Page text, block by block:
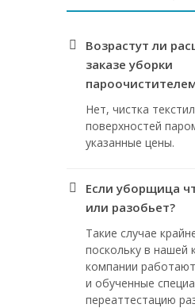
Возрастут ли
заказе уборки
Нет, чистка
поверхностей
указанные цены.
Если уборщица
или разобьет?
Такие случае
поскольку в нашей
компании
и обученные
переаттестацию